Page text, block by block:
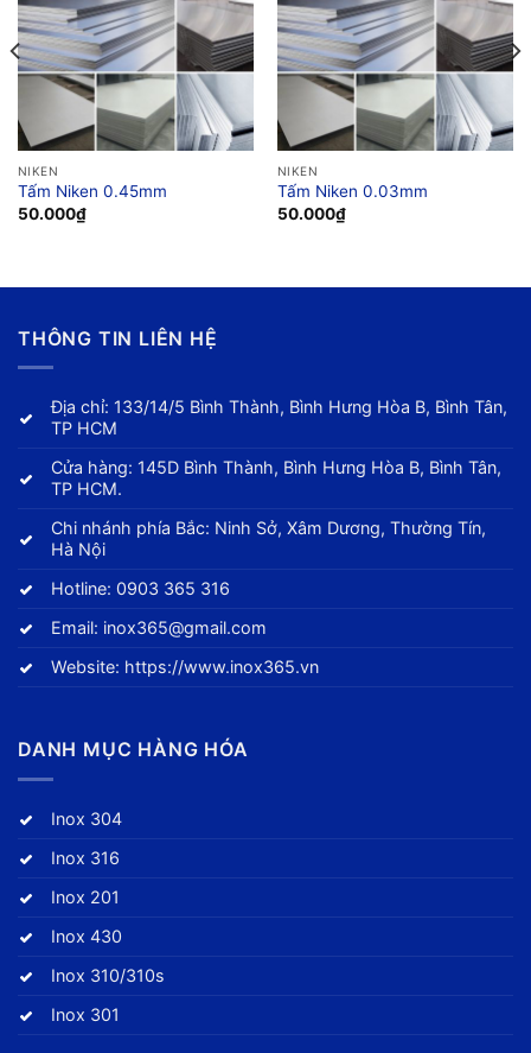
NIKEN
Tấm Niken 0.45mm
50.000₫
NIKEN
Tấm Niken 0.03mm
50.000₫
THÔNG TIN LIÊN HỆ
Địa chỉ: 133/14/5 Bình Thành, Bình Hưng Hòa B, Bình Tân,
TP HCM
Cửa hàng: 145D Bình Thành, Bình Hưng Hòa B, Bình Tân,
TP HCM.
Chi nhánh phía Bắc: Ninh Sở, Xâm Dương, Thường Tín,
Hà Nội
Hotline:0903 365 316
Email: inox365@gmail.com
Website: https://www.inox365.vn
DANH MỤC HÀNG HÓA
Inox 304
Inox 316
Inox 201
Inox 430
Inox 310/310s
Inox 301